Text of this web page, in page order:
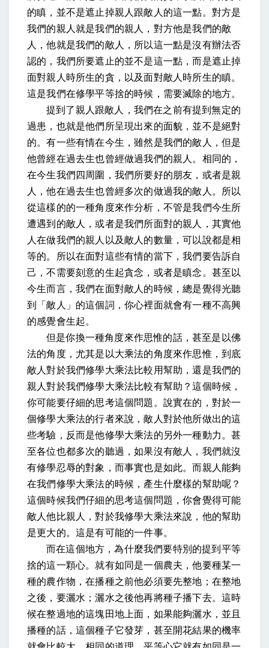
的瞋，並不是遮止掉親人跟敵人的這一點。對方是
我們的親人就是我們的親人，對方他是我們的敵
人，他就是我們的敵人，所以這一點是沒有辦法否
認的，我們所要遮止的並不是這一點，而是遮止掉
面對親人時所生的貪，以及面對敵人時所生的瞋。
這是我們在修學平等捨的時候，需要滅除的地方。
提到了親人跟敵人，我們在之前有提到無定的
過患，也就是他們所呈現出來的面貌，並不是絕對
的。有一些有情在今生，雖然是我們的敵人，但是
他曾經在過去生也曾經做過我們的親人。相同的，
在今生我們四周圍，我們所要好的朋友，或者是親
人，他在過去生也曾經多次的做過我的敵人。所以
從這樣的的一種角度來作分析，不管是我們今生所
遭遇到的敵人，或者是我們所面對的親人，其實他
人在做我們的親人以及敵人的數量，可以說都是相
等的。所以在面對這些有情的當下，我們要告訴自
己，不需要刻意的生起貪念，或者是瞋念。甚至以
今生而言，我們在面對敵人的時候，總是覺得光聽
到「敵人」的這個詞，你心裡面就會有一種不高興
的感覺會生起。
但是你換一種角度來作思惟的話，甚至是以佛
法的角度，尤其是以大乘法的角度來作思惟，到底
敵人對於我們修學大乘法比較用幫助，還是我們的
親人對於我們修學大乘法比較有幫助？這個時候，
你可能要仔細的思考這個問題。說實在的，對於一
個修學大乘法的行者來說，敵人對於他所做出的這
些考驗，反而是他修學大乘法的另外一種動力。甚
至各位也都多次的聽過，如果沒有敵人，我們就沒
有修學忍辱的對象，而事實也是如此。而親人能夠
在我們修學大乘法的時候，產生什麼樣的幫助呢？
這個時候我們仔細的思考這個問題，你會覺得可能
敵人他比親人，對於我修學大乘法來說，他的幫助
是更大的。這是有可能的一件事。
而在這個地方，為什麼我們要特別的提到平等
捨的這一顆心。就有如同是一個農夫，他要種某一
種的農作物，在播種之前他必須要先整地；在整地
之後，要灑水；灑水之後他再將種子播下去。這時
候在整過地的這塊田地上面，如果能夠灑水，並且
播種的話，這個種子它發芽，甚至開花結果的機率